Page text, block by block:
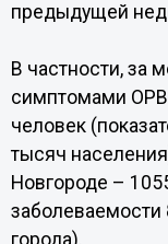
предыдущей
В частности, за
симптомами
человек
тысяч
Новгороде –
заболеваемости
города).